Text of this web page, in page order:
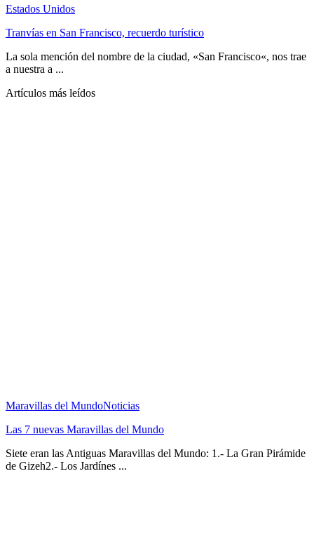
Estados Unidos
Tranvías en San Francisco, recuerdo turístico
La sola mención del nombre de la ciudad, «San Francisco«, nos trae
a nuestra a ...
Artículos más leídos
Maravillas del MundoNoticias
Las 7 nuevas Maravillas del Mundo
Siete eran las Antiguas Maravillas del Mundo: 1.- La Gran Pirámide
de Gizeh2.- Los Jardínes ...